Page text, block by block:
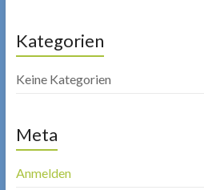
Kategorien
Keine Kategorien
Meta
Anmelden